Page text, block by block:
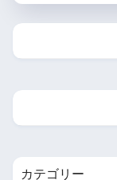
カテゴリー